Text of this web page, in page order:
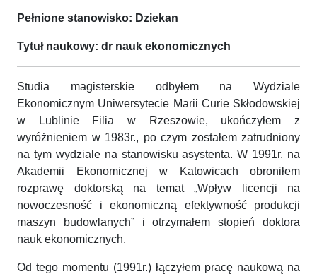
Pełnione stanowisko: Dziekan
Tytuł naukowy: dr nauk ekonomicznych
Studia magisterskie odbyłem na Wydziale
Ekonomicznym Uniwersytecie Marii Curie Skłodowskiej
w Lublinie Filia w Rzeszowie, ukończyłem z
wyróżnieniem w 1983r., po czym zostałem zatrudniony
na tym wydziale na stanowisku asystenta. W 1991r. na
Akademii Ekonomicznej w Katowicach obroniłem
rozprawę doktorską na temat „Wpływ licencji na
nowoczesność i ekonomiczną efektywność produkcji
maszyn budowlanych” i otrzymałem stopień doktora
nauk ekonomicznych.
Od tego momentu (1991r.) łączyłem pracę naukową na